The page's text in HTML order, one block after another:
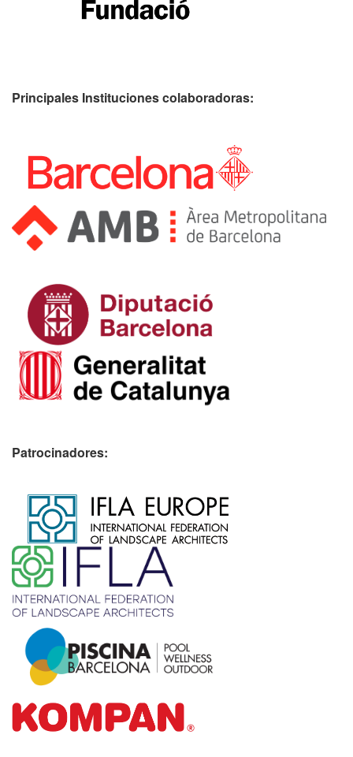
Principales Instituciones colaboradoras:
Patrocinadores: